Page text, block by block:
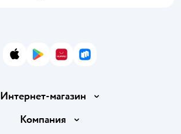
App StoreGoogle Play
AppGallery
RuStore
Интернет-магазин
Доставка и оплата
Компания